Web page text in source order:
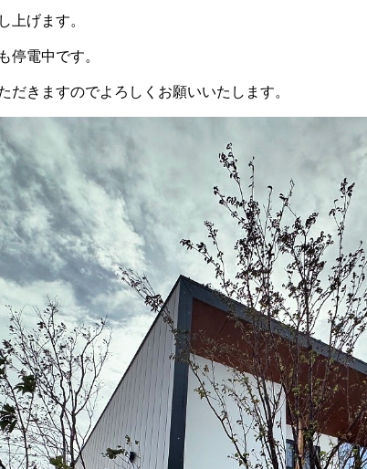
上げます。
停電中です。
だきますのでよろしくお願いいたします。